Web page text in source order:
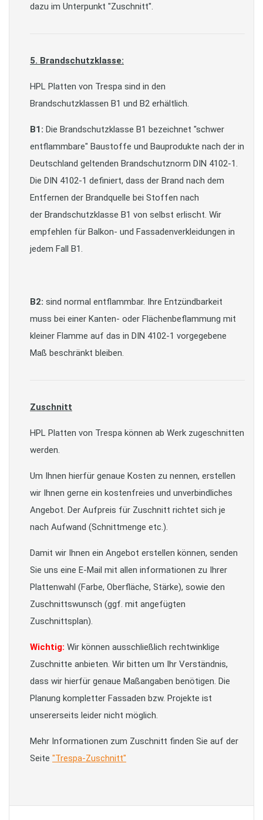
dazu im Unterpunkt "Zuschnitt".
5. Brandschutzklasse:
HPL Platten von Trespa sind in den
Brandschutzklassen B1 und B2 erhältlich.
B1: Die Brandschutzklasse B1 bezeichnet "schwer
entflammbare" Baustoffe und Bauprodukte nach der in
Deutschland geltenden Brandschutznorm DIN 4102-1.
Die DIN 4102-1 definiert, dass der Brand nach dem
Entfernen der Brandquelle bei Stoffen nach
der Brandschutzklasse B1 von selbst erlischt. Wir
empfehlen für Balkon- und Fassadenverkleidungen in
jedem Fall B1.
B2: sind normal entflammbar. Ihre Entzündbarkeit
muss bei einer Kanten- oder Flächenbeflammung mit
kleiner Flamme auf das in DIN 4102-1 vorgegebene
Maß beschränkt bleiben.
Zuschnitt
HPL Platten von Trespa können ab Werk zugeschnitten
werden.
Um Ihnen hierfür genaue Kosten zu nennen, erstellen
wir Ihnen gerne ein kostenfreies und unverbindliches
Angebot. Der Aufpreis für Zuschnitt richtet sich je
nach Aufwand (Schnittmenge etc.).
Damit wir Ihnen ein Angebot erstellen können, senden
Sie uns eine E-Mail mit allen informationen zu Ihrer
Plattenwahl (Farbe, Oberfläche, Stärke), sowie den
Zuschnittswunsch (ggf. mit angefügten
Zuschnittsplan).
Wichtig: Wir können ausschließlich rechtwinklige
Zuschnitte anbieten. Wir bitten um Ihr Verständnis,
dass wir hierfür genaue Maßangaben benötigen. Die
Planung kompletter Fassaden bzw. Projekte ist
unsererseits leider nicht möglich.
Mehr Informationen zum Zuschnitt finden Sie auf der
Seite "Trespa-Zuschnitt"